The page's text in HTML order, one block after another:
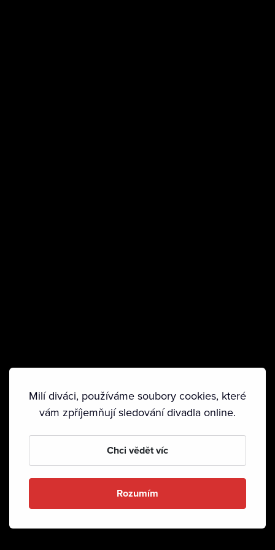
Milí diváci, používáme soubory cookies, které
vám zpříjemňují sledování divadla online.
Chci vědět víc
Rozumím